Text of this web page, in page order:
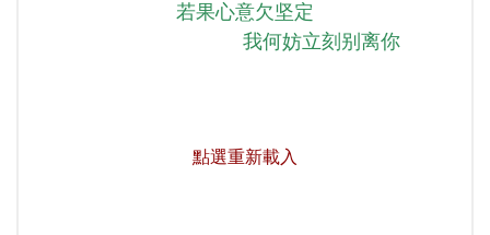
若果心意欠坚定
我何妨立刻别离你
點選重新載入